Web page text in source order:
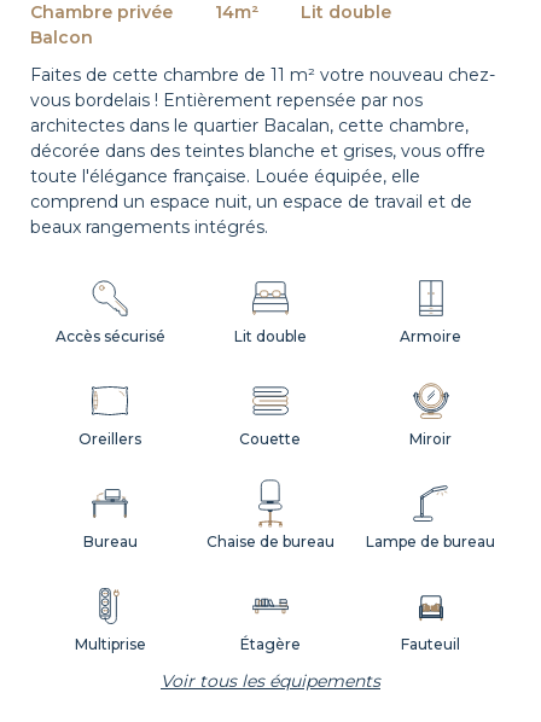
Chambre privée 14m²
Lit double
Balcon
Faites de cette chambre de 11 m² votre nouveau chez-
vous bordelais ! Entièrement repensée par nos
architectes dans le quartier Bacalan, cette chambre,
décorée dans des teintes blanche et grises, vous offre
toute l'élégance française. Louée équipée, elle
comprend un espace nuit, un espace de travail et de
beaux rangements intégrés.
Lampe de bureau
Fauteuil
Multiprise
Oreillers Couette
Bureau
Armoire
Étagère
Miroir
Chaise de bureau
Accès sécurisé Lit double
Voir tous les équipements